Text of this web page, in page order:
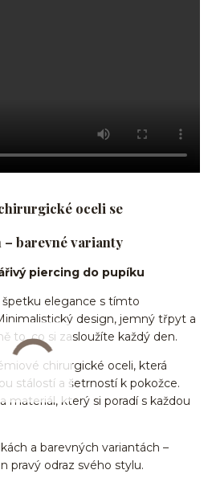
oceli se
barevné varianty
piercing do pupíku
elegance s tímto
design, jemný třpyt a
to, co si zasloužíte každý den.
chirurgické oceli, která
stálostí a šetrností k pokožce.
materiál, který si poradí s každou
a barevných variantách –
pravý odraz svého stylu.